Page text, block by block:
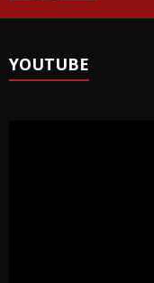
YOUTUBE